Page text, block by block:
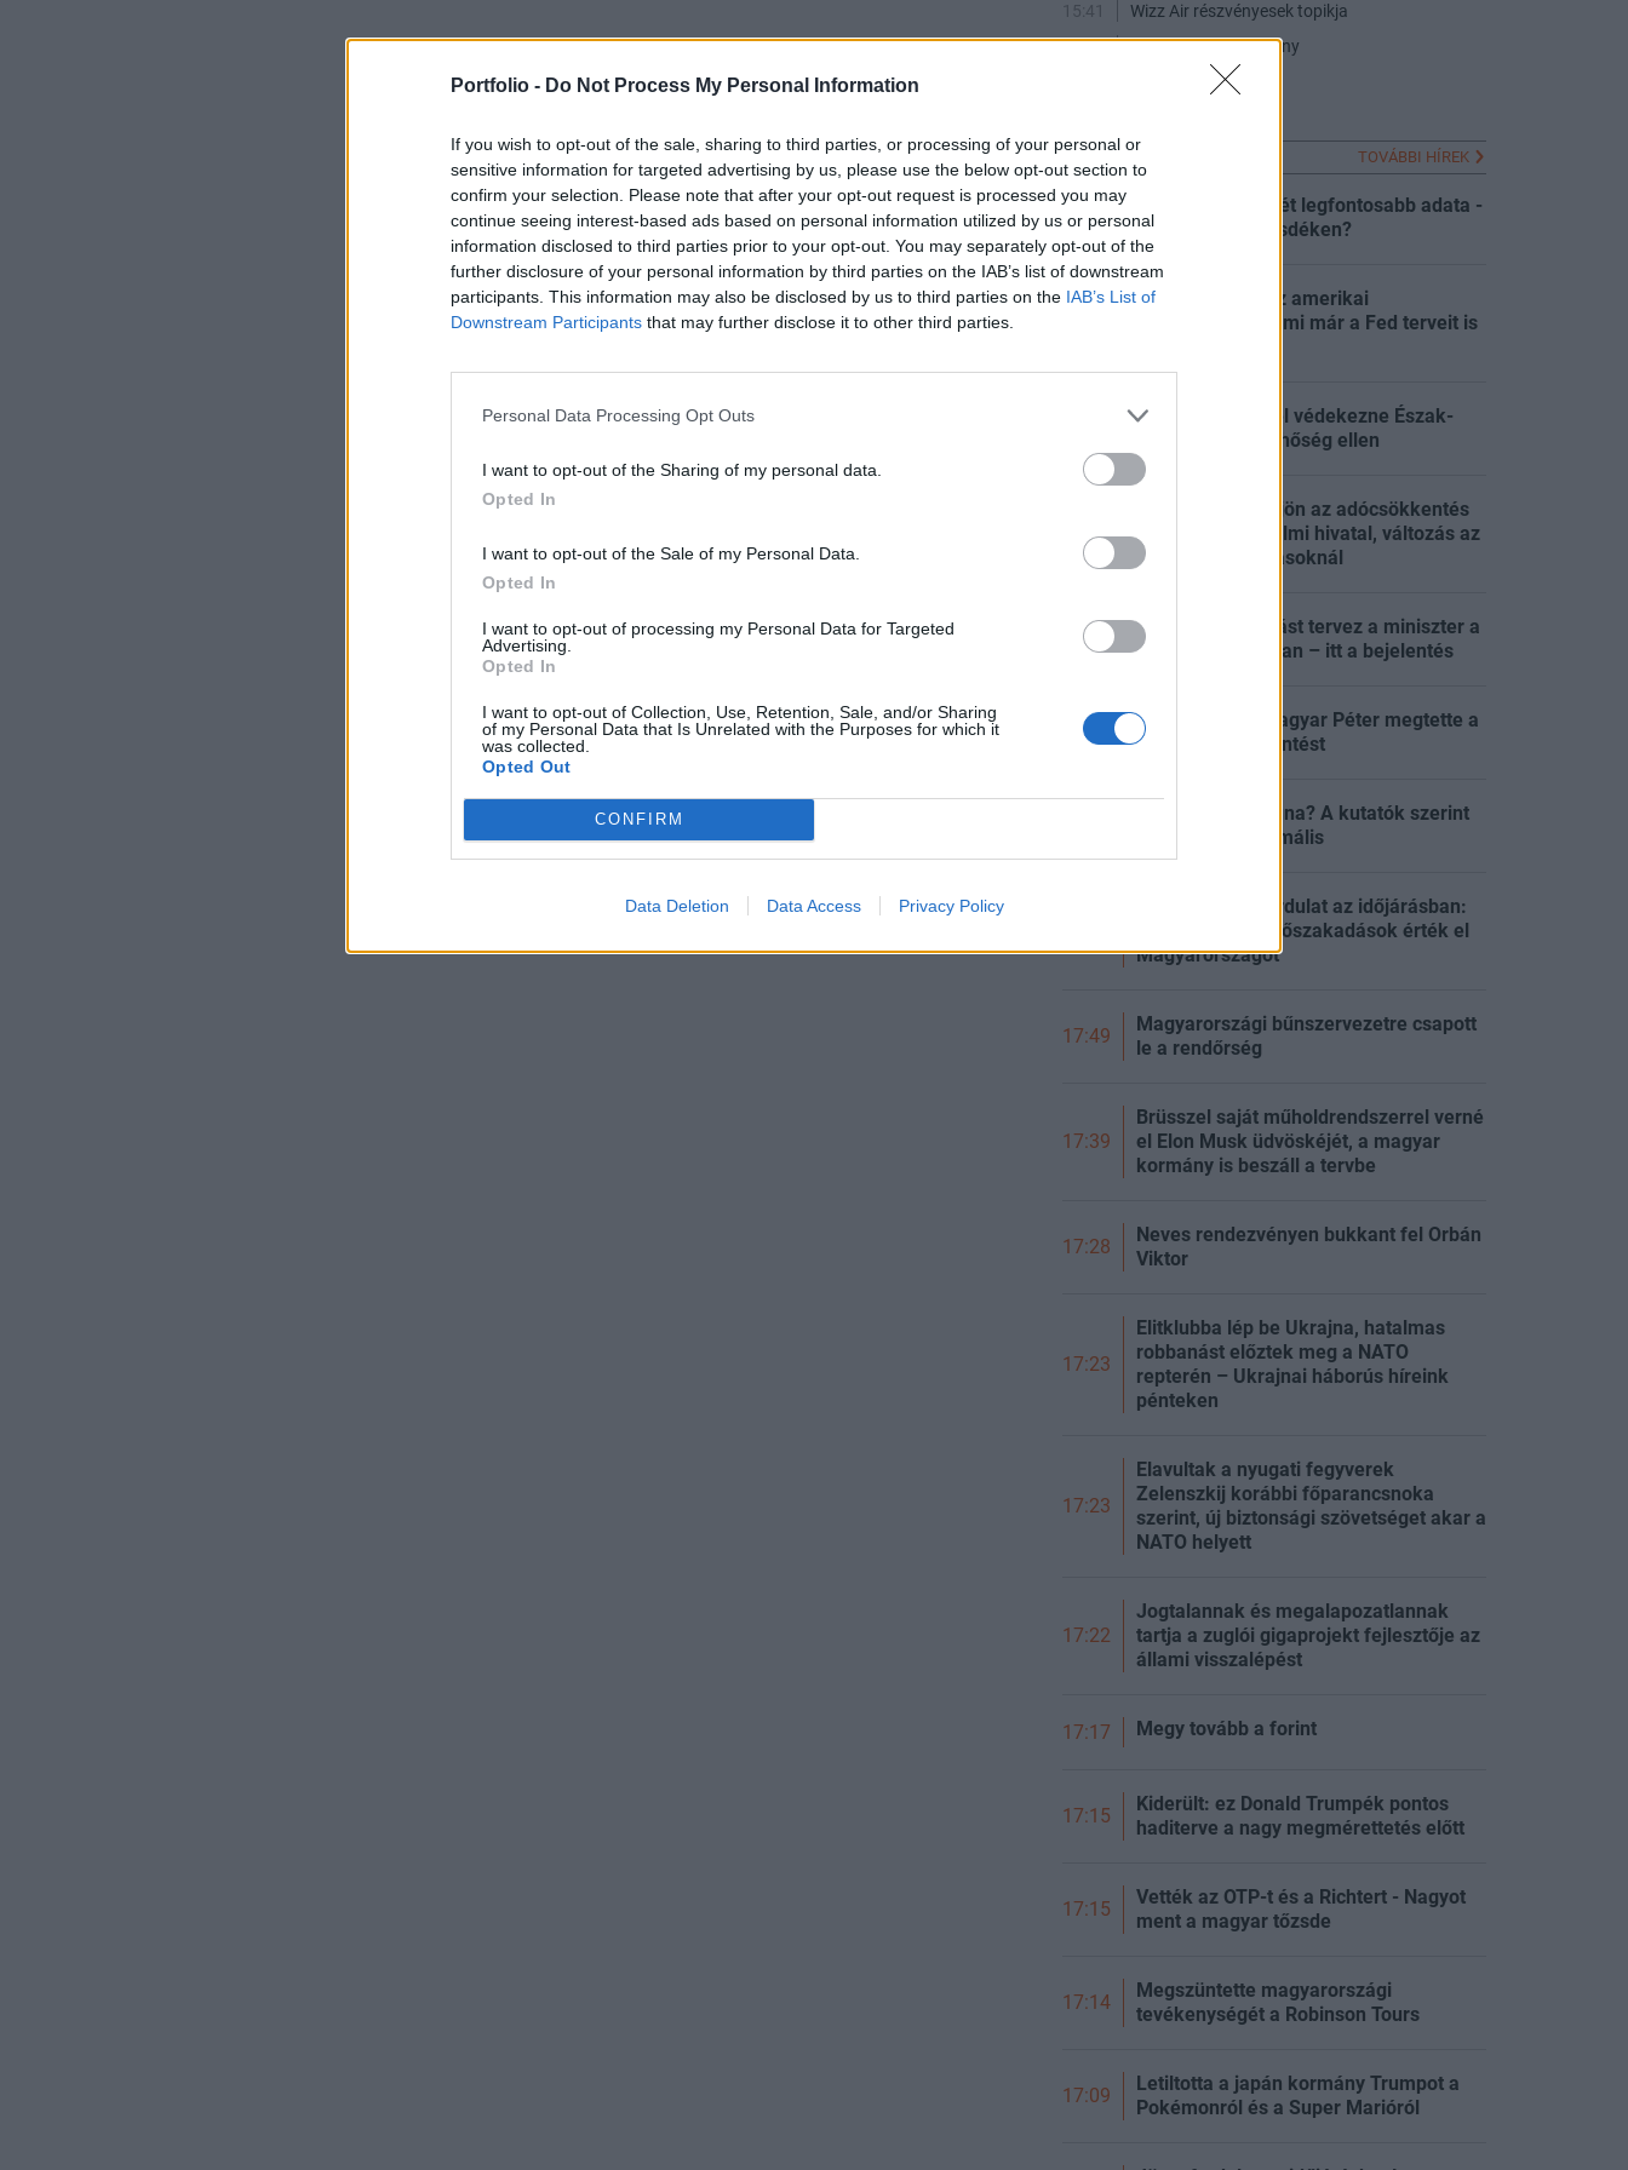
Portfolio - Do Not Process My Personal Information
If you wish to opt-out of the sale, sharing to third parties, or processing of your personal or
sensitive information for targeted advertising by us, please use the below opt-out section to
confirm your selection. Please note that after your opt-out request is processed you may
continue seeing interest-based ads based on personal information utilized by us or personal
information disclosed to third parties prior to your opt-out. You may separately opt-out of the
further disclosure of your personal information by third parties on the IAB’s list of downstream
participants. This information may also be disclosed by us to third parties on the IAB’s List of
Downstream Participants that may further disclose it to other third parties.
Personal Data Processing Opt Outs
I want to opt-out of the Sharing of my personal data.
Opted In
I want to opt-out of the Sale of my Personal Data.
Opted In
I want to opt-out of processing my Personal Data for Targeted
Advertising.
Opted In
I want to opt-out of Collection, Use, Retention, Sale, and/or Sharing
of my Personal Data that Is Unrelated with the Purposes for which it
was collected.
Opted Out
CONFIRM
Data Deletion Data Access Privacy Policy
15:41
Wizz Air részvényesek topikja
15:32
DUNAHOUSE részvény
FRISS HÍREK TOVÁBBI HÍREK
18:24
Megérkezett a hét legfontosabb adata -
Mi történik a tőzsdéken?
Olyat gyengült az amerikai
munkaerőpiac, ami már a Fed terveit is
Kutyahúslevessel védekezne Észak-
Korea a brutális hőség ellen
18:07
Tisza-kormány: jön az adócsökkentés
és a vagyonvédelmi hivatal, változás az
energiakorlátozásoknál
18:07
Gyökeres változást tervez a miniszter a
magyar iskolákban – itt a bejelentés
18:00
Energiakrízis: Magyar Péter megtette a
várva várt bejelentést
Kiszáradhat a Duna? A kutatók szerint
ez lesz az új normális
Hirtelen jött a fordulat az időjárásban:
zivatarok és felhőszakadások érték el
Magyarországot
17:49
Magyarországi bűnszervezetre csapott
le a rendőrség
17:39
Brüsszel saját műholdrendszerrel verné
el Elon Musk üdvöskéjét, a magyar
kormány is beszáll a tervbe
17:28
Neves rendezvényen bukkant fel Orbán
Viktor
17:23
Elitklubba lép be Ukrajna, hatalmas
robbanást előztek meg a NATO
repterén – Ukrajnai háborús híreink
pénteken
17:23
Elavultak a nyugati fegyverek
Zelenszkij korábbi főparancsnoka
szerint, új biztonsági szövetséget akar a
NATO helyett
17:22
Jogtalannak és megalapozatlannak
tartja a zuglói gigaprojekt fejlesztője az
állami visszalépést
17:17 Megy tovább a forint
17:15
Kiderült: ez Donald Trumpék pontos
haditerve a nagy megmérettetés előtt
17:15
Vették az OTP-t és a Richtert - Nagyot
ment a magyar tőzsde
17:14
Megszüntette magyarországi
tevékenységét a Robinson Tours
17:09
Letiltotta a japán kormány Trumpot a
Pokémonról és a Super Marióról